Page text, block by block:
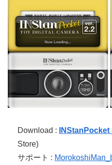
Download :
Store)
サポート :